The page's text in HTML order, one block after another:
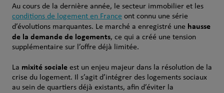
Au cours de la dernière année, le secteur immobilier et les
conditions de logement en France ont connu une série
d’évolutions marquantes. Le marché a enregistré une hausse
de la demande de logements, ce qui a créé une tension
supplémentaire sur l’offre déjà limitée.
La mixité socialeest un enjeu majeur dans la résolution de la
crise du logement. Il s’agit d’intégrer des logements sociaux
au sein de quartiers déjà existants, afin d’éviter la